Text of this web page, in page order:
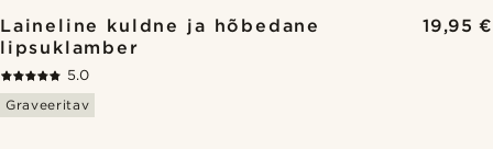
Laineline kuldne ja hõbedane
lipsuklamber
19,95 €
5.0
Graveeritav